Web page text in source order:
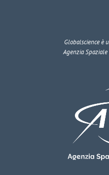
Globalscienceè
Agenzia